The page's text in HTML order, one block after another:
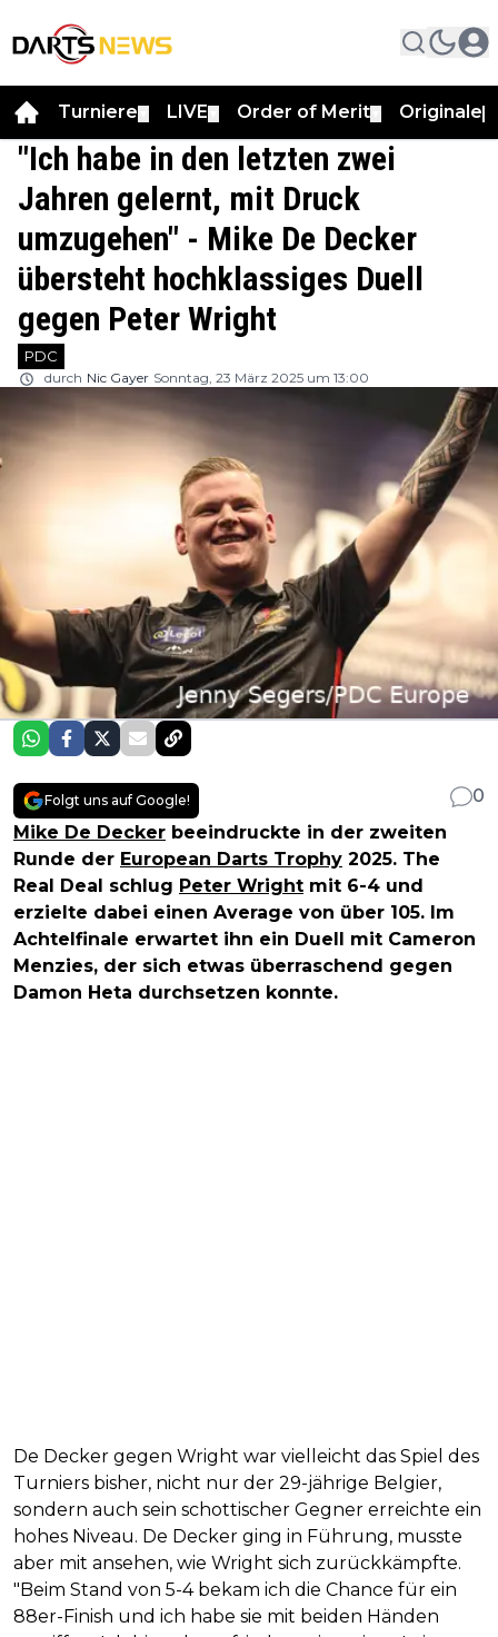
Turniere LIVE Order of Merit Originale
"Ich habe in den letzten zwei
Jahren gelernt, mit Druck
umzugehen" - Mike De Decker
übersteht hochklassiges Duell
gegen Peter Wright
PDC
durch Nic Gayer Sonntag, 23 März 2025 um 13:00
Folgt uns auf Google!
0
Mike De Decker beeindruckte in der zweiten
Runde der European Darts Trophy 2025. The
Real Deal schlug Peter Wright mit 6-4 und
erzielte dabei einen Average von über 105. Im
Achtelfinale erwartet ihn ein Duell mit Cameron
Menzies, der sich etwas überraschend gegen
Damon Heta durchsetzen konnte.
De Decker gegen Wright war vielleicht das Spiel des
Turniers bisher, nicht nur der 29-jährige Belgier,
sondern auch sein schottischer Gegner erreichte ein
hohes Niveau. De Decker ging in Führung, musste
aber mit ansehen, wie Wright sich zurückkämpfte.
"Beim Stand von 5-4 bekam ich die Chance für ein
88er-Finish und ich habe sie mit beiden Händen